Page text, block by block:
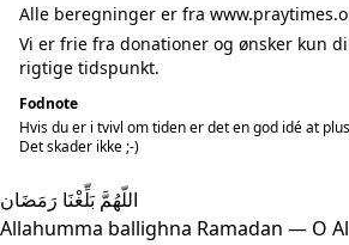
Alle beregninger er fra
Vi er frie fra donationer og ønsker kun
rigtige tidspunkt.
Fodnote
Hvis du er i tvivl om tiden er det en god idé at
Det skader ikke ;-)
اللّهُمَّ بَلِّغْنَا رَمَضَان
Allahumma ballighna Ramadan — O